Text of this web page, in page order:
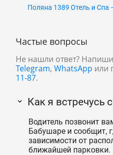
Поляна 1389 Отель и Спа
Частые вопросы
Не нашли ответ?
Telegram, WhatsApp или
11-87.
Как я встречусь
Водитель позвонит
Бабушаре и сообщит,
зависимости от
ближайшей парковки.